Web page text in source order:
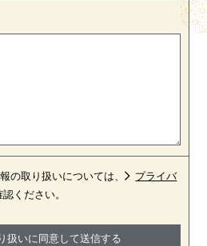
の取り扱いについては、
プライバ
ください。
扱いに同意して送信する